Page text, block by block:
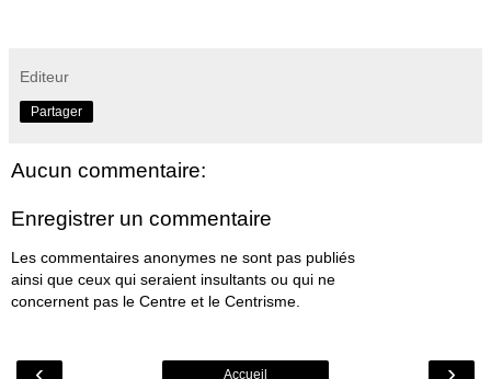
Editeur
Partager
Aucun commentaire:
Enregistrer un commentaire
Les commentaires anonymes ne sont pas publiés
ainsi que ceux qui seraient insultants ou qui ne
concernent pas le Centre et le Centrisme.
Accueil